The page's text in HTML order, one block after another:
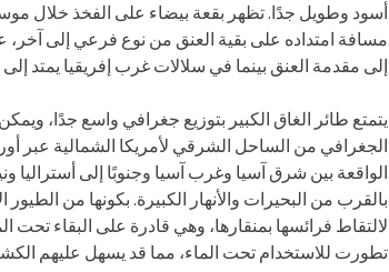
أسود وطويل جدًا. تظهر بقعة بيضاء على الفخذ خلال
مسافة امتداده على بقية العنق من نوع فرعي إلى آخر،
إلى مقدمة العنق بينما في سلالات غرب إفريقيا يمتد
الجغرافي من الساحل الشرقي لأمريكا الشمالية عبر
الواقعة بين شرق آسيا وغرب آسيا وجنوبًا إلى أستراليا
بالقرب من البحيرات والأنهار الكبيرة. بكونها من
لالتقاط فرائسها بمنقارها، وهي قادرة على البقاء
تطورت للاستخدام تحت الماء، مما قد يسهل عليهم